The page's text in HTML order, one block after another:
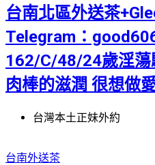
台南北區外送茶
Telegram：
162/C/48/24歲淫蕩
肉棒的滋潤 很想做
台灣本土正妹外約
台南外送茶